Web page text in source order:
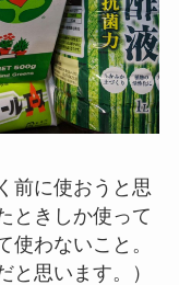
前に使おうと思
ときしか使って
使わないこと。
と思います。）